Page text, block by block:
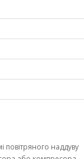
повітряного наддуву